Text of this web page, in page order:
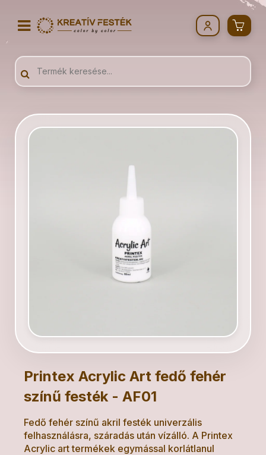
Printex Acrylic Art fedő fehér
színű festék - AF01
Fedő fehér színű akril festék univerzális
felhasználásra, száradás után vízálló. A Printex
Acrylic art termékek egymással korlátlanul